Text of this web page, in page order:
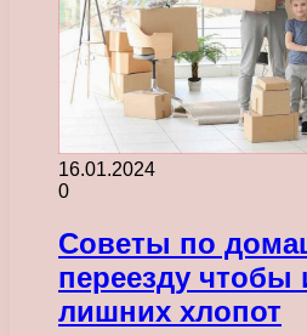
16.01.2024
0
Советы по
переезду чтобы
лишних хлопот